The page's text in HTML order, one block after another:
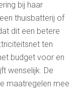
bij haar
thuisbatterij of
dit een betere
ten
budget voor en
wenselijk. De
maatregelen mee